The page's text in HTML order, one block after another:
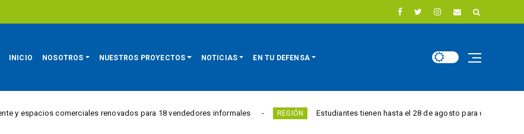
INICIO NOSOTROS NUESTROS PROYECTOS NOTICIAS EN TU DEFENSA
comerciales renovados para 18 vendedores informales REGIÓN Estudiantes tienen hasta el 28 de agosto para competir por 10.000